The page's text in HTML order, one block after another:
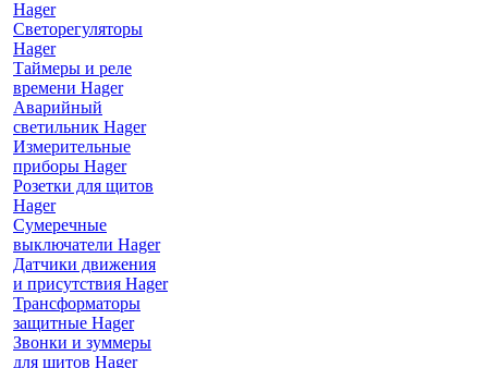
Hager
Светорегуляторы
Hager
Таймеры и реле
времени Hager
Аварийный
светильник Hager
Измерительные
приборы Hager
Розетки для щитов
Hager
Сумеречные
выключатели Hager
Датчики движения
и присутствия Hager
Трансформаторы
защитные Hager
Звонки и зуммеры
для щитов Hager